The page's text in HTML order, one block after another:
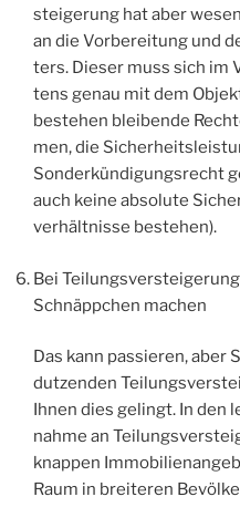
stei­ge­rung hat aber
an die Vor­be­rei­tung und
ters. Die­ser muss sich im
tens genau mit dem
bestehen blei­ben­de
men, die
Son­der­kün­di­gungs­recht
auch kei­ne abso­lu­te
ver­hält­nis­se bestehen).
Bei
Schnäpp­chen machen
Das kann pas­sie­ren, aber
dut­zen­den
Ihnen dies gelingt. In den
nah­me an
knap­pen
Raum in brei­te­ren